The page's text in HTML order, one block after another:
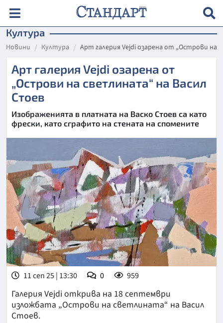
Култура
Новини Култура Арт галерия Vejdi озарена от „Острови на
Арт галерия Vejdi озарена от
„Острови на светлината“ на Васил
Стоев
Изображенията в платната на Васко Стоев са като
фрески, като сграфито на стената на спомените
11 сеп 25 | 13:30 0 959
Галерия Vejdi открива на 18 септември
изложбата „Острови на светлината“ на Васил
Стоев.